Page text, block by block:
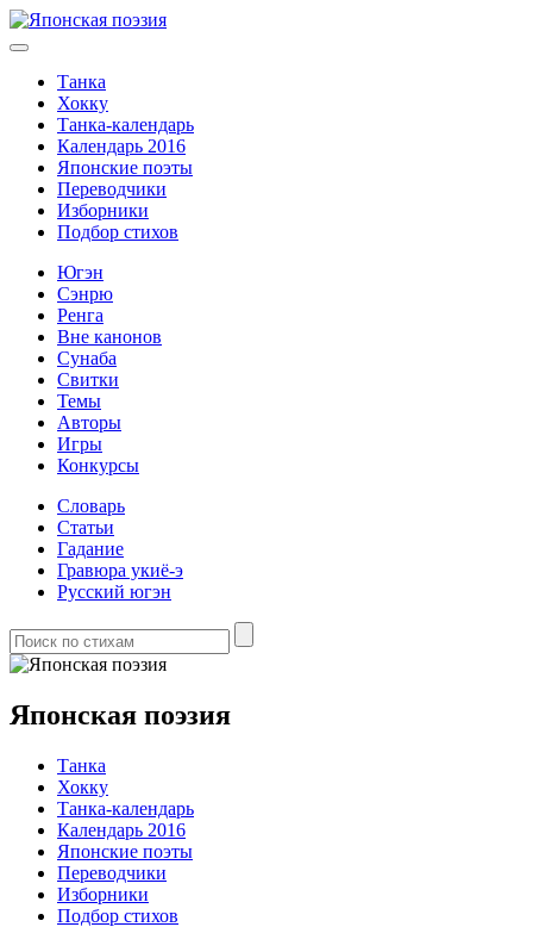
Танка
Хокку
Танка-календарь
Календарь 2016
Японские поэты
Переводчики
Изборники
Подбор стихов
Югэн
Сэнрю
Ренга
Вне канонов
Сунаба
Свитки
Темы
Авторы
Игры
Конкурсы
Словарь
Статьи
Гадание
Гравюра укиё-э
Русский югэн
Японская поэзия
Танка
Хокку
Танка-календарь
Календарь 2016
Японские поэты
Переводчики
Изборники
Подбор стихов